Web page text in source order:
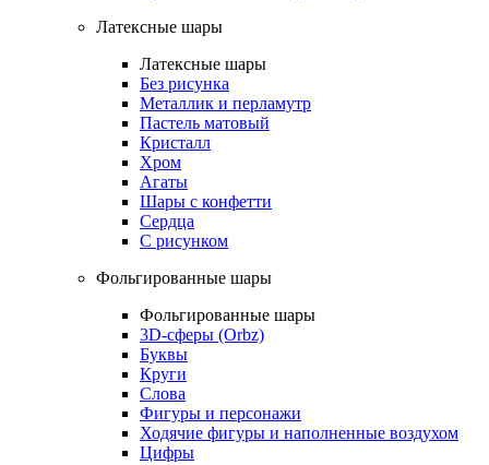
Латексные шары
Латексные шары
Без рисунка
Металлик и перламутр
Пастель матовый
Кристалл
Хром
Агаты
Шары с конфетти
Сердца
С рисунком
Фольгированные шары
Фольгированные шары
3D-сферы (Orbz)
Буквы
Круги
Слова
Фигуры и персонажи
Ходячие фигуры и наполненные воздухом
Цифры